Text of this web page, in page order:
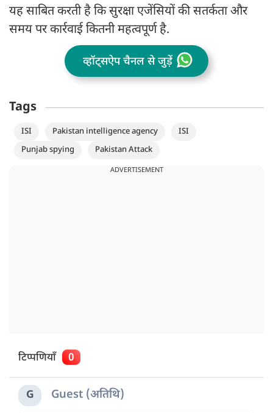
यह साबित करती है कि सुरक्षा एजेंसियों की सतर्कता और
समय पर कार्रवाई कितनी महत्वपूर्ण है.
व्हॉट्सऐप चैनल से जुड़ें
Tags
ISI Pakistan intelligence agency
ISI
Punjab spying
Pakistan Attack
ADVERTISEMENT
टिप्पणियाँ 0
G Guest (अतिथि)